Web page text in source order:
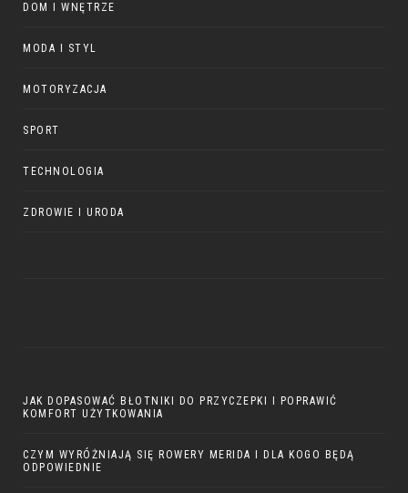
DOM I WNĘTRZE
MODA I STYL
MOTORYZACJA
SPORT
TECHNOLOGIA
ZDROWIE I URODA
JAK DOPASOWAĆ BŁOTNIKI DO PRZYCZEPKI I POPRAWIĆ
KOMFORT UŻYTKOWANIA
CZYM WYRÓŻNIAJĄ SIĘ ROWERY MERIDA I DLA KOGO BĘDĄ
ODPOWIEDNIE